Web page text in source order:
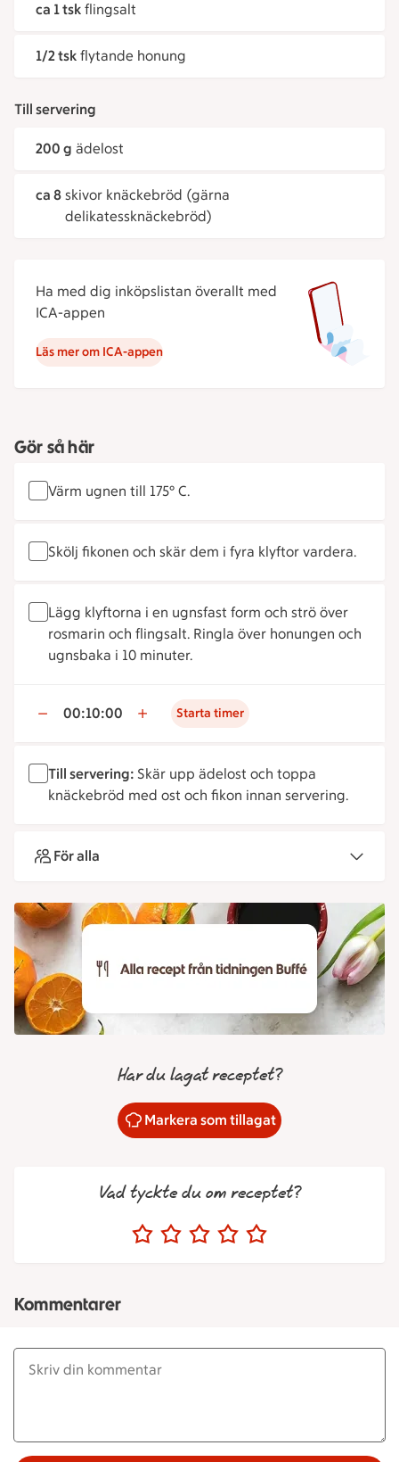
ca 1 tsk flingsalt
1/2 tsk flytande honung
Till servering
200 g ädelost
ca 8 skivor knäckebröd (gärna
delikatessknäckebröd)
Ha med dig inköpslistan överallt med
ICA-appen
Läs mer om ICA-appen
Gör så här
Värm ugnen till 175° C.
Skölj fikonen och skär dem i fyra klyftor vardera.
Lägg klyftorna i en ugnsfast form och strö över
rosmarin och flingsalt. Ringla över honungen och
ugnsbaka i 10 minuter.
00:10:00 Starta timer
Till servering: Skär upp ädelost och toppa
knäckebröd med ost och fikon innan servering.
För alla
Har du lagat receptet?
Markera som tillagat
Vad tyckte du om receptet?
Kommentarer